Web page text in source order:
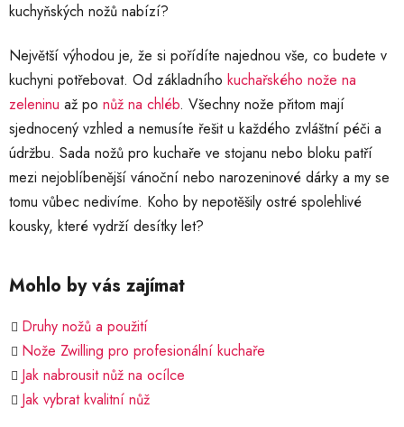
kuchyňských nožů nabízí?
Největší výhodou je, že si pořídíte najednou vše, co budete v
kuchyni potřebovat. Od základního kuchařského nože na
zeleninu až po nůž na chléb. Všechny nože přitom mají
sjednocený vzhled a nemusíte řešit u každého zvláštní péči a
údržbu. Sada nožů pro kuchaře ve stojanu nebo bloku patří
mezi nejoblíbenější vánoční nebo narozeninové dárky a my se
tomu vůbec nedivíme. Koho by nepotěšily ostré spolehlivé
kousky, které vydrží desítky let?
Mohlo by vás zajímat
Druhy nožů a použití
Nože Zwilling pro profesionální kuchaře
Jak nabrousit nůž na ocílce
Jak vybrat kvalitní nůž